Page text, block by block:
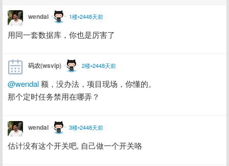
wendal 1楼•2448天前
用同一套数据库，你也是厉害了
码农(wsvip) 2楼•2448天前
@wendal 额，没办法，项目现场，你懂的。
那个定时任务禁用在哪弄？
wendal 3楼•2448天前
估计没有这个开关吧, 自己做一个开关咯